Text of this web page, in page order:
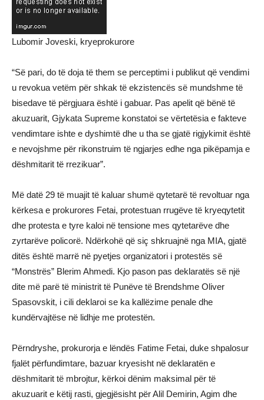
Lubomir Joveski, kryeprokurore
“Së pari, do të doja të them se perceptimi i publikut që vendimi
u revokua vetëm për shkak të ekzistencës së mundshme të
bisedave të përgjuara është i gabuar. Pas apelit që bënë të
akuzuarit, Gjykata Supreme konstatoi se vërtetësia e fakteve
vendimtare ishte e dyshimtë dhe u tha se gjatë rigjykimit është
e nevojshme për rikonstruim të ngjarjes edhe nga pikëpamja e
dëshmitarit të rrezikuar”.
Më datë 29 të muajit të kaluar shumë qytetarë të revoltuar nga
kërkesa e prokurores Fetai, protestuan rrugëve të kryeqytetit
dhe protesta e tyre kaloi në tensione mes qytetarëve dhe
zyrtarëve policorë. Ndërkohë që siç shkruajnë nga MIA, gjatë
ditës është marrë në pyetjes organizatori i protestës së
“Monstrës” Blerim Ahmedi. Kjo pason pas deklaratës së një
dite më parë të ministrit të Punëve të Brendshme Oliver
Spasovskit, i cili deklaroi se ka kallëzime penale dhe
kundërvajtëse në lidhje me protestën.
Përndryshe, prokurorja e lëndës Fatime Fetai, duke shpalosur
fjalët përfundimtare, bazuar kryesisht në deklaratën e
dëshmitarit të mbrojtur, kërkoi dënim maksimal për të
akuzuarit e këtij rasti, gjegjësisht për Alil Demirin, Agim dhe